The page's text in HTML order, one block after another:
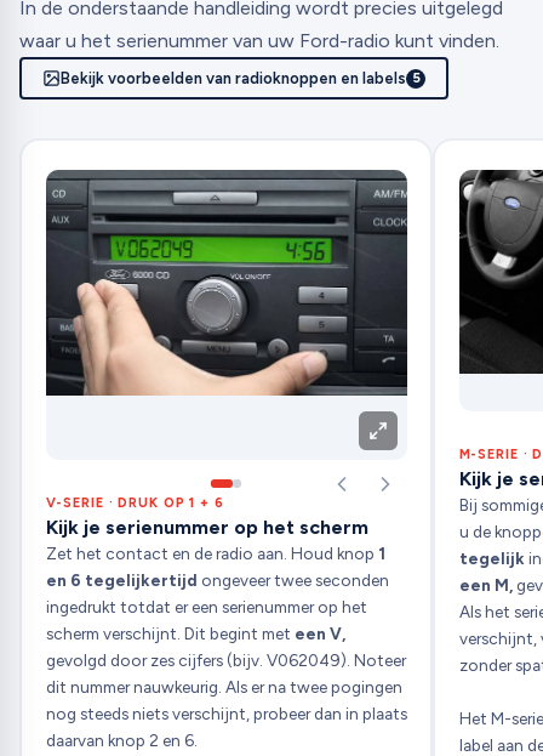
In de onderstaande handleiding wordt precies uitgelegd
waar u het serienummer van uw Ford-radio kunt vinden.
Bekijk voorbeelden van radioknoppen en labels 5
V-SERIE · DRUK OP 1 + 6
Kijk je serienummer op het scherm
Zet het contact en de radio aan. Houd knop 1
en 6 tegelijkertijd ongeveer twee seconden
ingedrukt totdat er een serienummer op het
scherm verschijnt. Dit begint met een V,
gevolgd door zes cijfers (bijv. V062049). Noteer
dit nummer nauwkeurig. Als er na twee pogingen
nog steeds niets verschijnt, probeer dan in plaats
daarvan knop 2 en 6.
M-SERIE ·
Kijk je
Bij
u de
tegelijk
een M,
Als het
verschijnt,
zonder
Het M-
label aan